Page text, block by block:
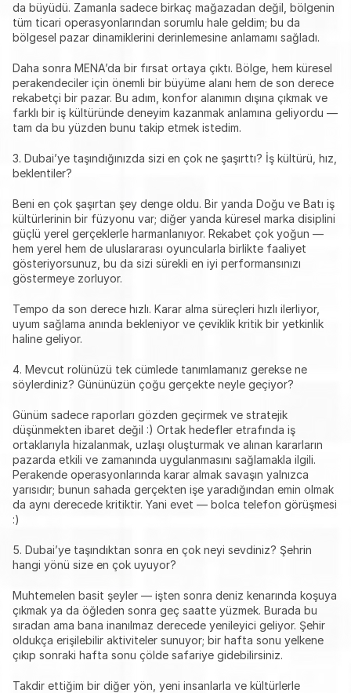
da büyüdü. Zamanla sadece birkaç mağazadan değil, bölgenin
tüm ticari operasyonlarından sorumlu hale geldim; bu da
bölgesel pazar dinamiklerini derinlemesine anlamamı sağladı.
Daha sonra MENA’da bir fırsat ortaya çıktı. Bölge, hem küresel
perakendeciler için önemli bir büyüme alanı hem de son derece
rekabetçi bir pazar. Bu adım, konfor alanımın dışına çıkmak ve
farklı bir iş kültüründe deneyim kazanmak anlamına geliyordu —
tam da bu yüzden bunu takip etmek istedim.
3. Dubai’ye taşındığınızda sizi en çok ne şaşırttı? İş kültürü, hız,
beklentiler?
Beni en çok şaşırtan şey denge oldu. Bir yanda Doğu ve Batı iş
kültürlerinin bir füzyonu var; diğer yanda küresel marka disiplini
güçlü yerel gerçeklerle harmanlanıyor. Rekabet çok yoğun —
hem yerel hem de uluslararası oyuncularla birlikte faaliyet
gösteriyorsunuz, bu da sizi sürekli en iyi performansınızı
göstermeye zorluyor.
Tempo da son derece hızlı. Karar alma süreçleri hızlı ilerliyor,
uyum sağlama anında bekleniyor ve çeviklik kritik bir yetkinlik
haline geliyor.
4. Mevcut rolünüzü tek cümlede tanımlamanız gerekse ne
söylerdiniz? Gününüzün çoğu gerçekte neyle geçiyor?
Günüm sadece raporları gözden geçirmek ve stratejik
düşünmekten ibaret değil :) Ortak hedefler etrafında iş
ortaklarıyla hizalanmak, uzlaşı oluşturmak ve alınan kararların
pazarda etkili ve zamanında uygulanmasını sağlamakla ilgili.
Perakende operasyonlarında karar almak savaşın yalnızca
yarısıdır; bunun sahada gerçekten işe yaradığından emin olmak
da aynı derecede kritiktir. Yani evet — bolca telefon görüşmesi
:)
5. Dubai’ye taşındıktan sonra en çok neyi sevdiniz? Şehrin
hangi yönü size en çok uyuyor?
Muhtemelen basit şeyler — işten sonra deniz kenarında koşuya
çıkmak ya da öğleden sonra geç saatte yüzmek. Burada bu
sıradan ama bana inanılmaz derecede yenileyici geliyor. Şehir
oldukça erişilebilir aktiviteler sunuyor; bir hafta sonu yelkene
çıkıp sonraki hafta sonu çölde safariye gidebilirsiniz.
Takdir ettiğim bir diğer yön, yeni insanlarla ve kültürlerle